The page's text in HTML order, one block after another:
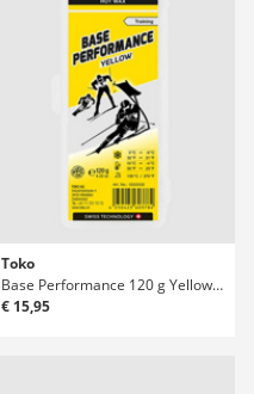
Toko
Base Performance 120 g Yellow Surfwachs
€ 15,95